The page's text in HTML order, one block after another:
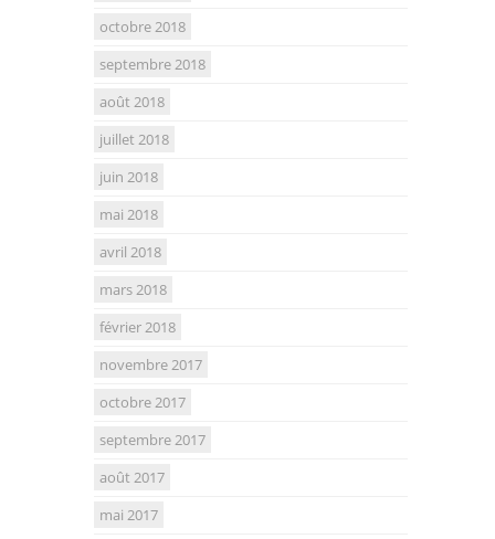
octobre 2018
septembre 2018
août 2018
juillet 2018
juin 2018
mai 2018
avril 2018
mars 2018
février 2018
novembre 2017
octobre 2017
septembre 2017
août 2017
mai 2017